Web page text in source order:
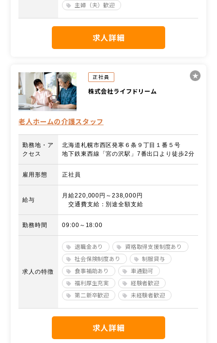
主婦（夫）歓迎
求人詳細
正社員
株式会社ライフドリーム
老人ホームの介護スタッフ
勤務地・ア
クセス
北海道札幌市西区発寒６条９丁目１番５号
地下鉄東西線「宮の沢駅」7番出口より徒歩2分
雇用形態 正社員
給与
月給220,000円～238,000円
交通費支給：別途全額支給
勤務時間 09:00～18:00
求人の特徴
退職金あり
資格取得支援制度あり
社会保険制度あり
制服貸与
食事補助あり
車通勤可
福利厚生充実
経験者歓迎
第二新卒歓迎
未経験者歓迎
求人詳細